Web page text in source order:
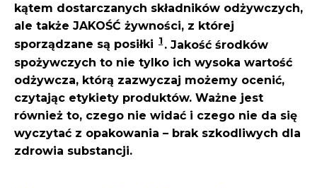
kątem dostarczanych składników odżywczych,
ale także JAKOŚĆ żywności, z której
sporządzane są posiłki 1. Jakość środków
spożywczych to nie tylko ich wysoka wartość
odżywcza, którą zazwyczaj możemy ocenić,
czytając etykiety produktów. Ważne jest
również to, czego nie widać i czego nie da się
wyczytać z opakowania – brak szkodliwych dla
zdrowia substancji.